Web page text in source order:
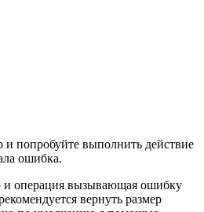
попробуйте выполнить действие
ошибка.
операция вызывающая ошибку
вернуть размер